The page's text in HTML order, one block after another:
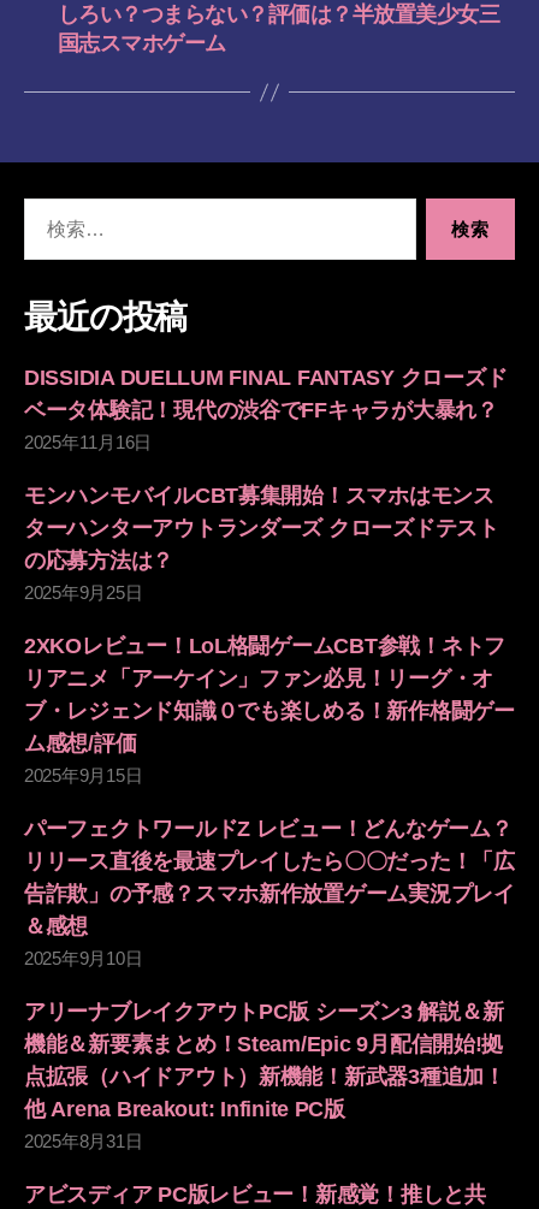
しろい？つまらない？評価は？半放置美少女三
国志スマホゲーム
象:
最近の投稿
DISSIDIA DUELLUM FINAL FANTASY クローズド
ベータ体験記！現代の渋谷でFFキャラが大暴れ？
2025年11月16日
モンハンモバイルCBT募集開始！スマホはモンス
ターハンターアウトランダーズ クローズドテスト
の応募方法は？
2025年9月25日
2XKOレビュー！LoL格闘ゲームCBT参戦！ネトフ
リアニメ「アーケイン」ファン必見！リーグ・オ
ブ・レジェンド知識０でも楽しめる！新作格闘ゲー
ム感想/評価
2025年9月15日
パーフェクトワールドZ レビュー！どんなゲーム？
リリース直後を最速プレイしたら〇〇だった！「広
告詐欺」の予感？スマホ新作放置ゲーム実況プレイ
＆感想
2025年9月10日
アリーナブレイクアウトPC版 シーズン3 解説＆新
機能＆新要素まとめ！Steam/Epic 9月配信開始!拠
点拡張（ハイドアウト）新機能！新武器3種追加！
他 Arena Breakout: Infinite PC版
2025年8月31日
アビスディア PC版レビュー！新感覚！推しと共